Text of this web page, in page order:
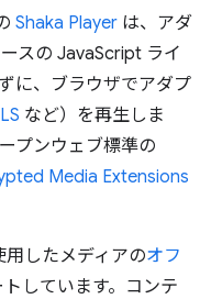
Shaka Player は、アダ
スの JavaScript ライ
に、ブラウザでアダプ
など）を再生しま
プンウェブ標準の
Media Extensions
用したメディアのオフ
しています。コンテ